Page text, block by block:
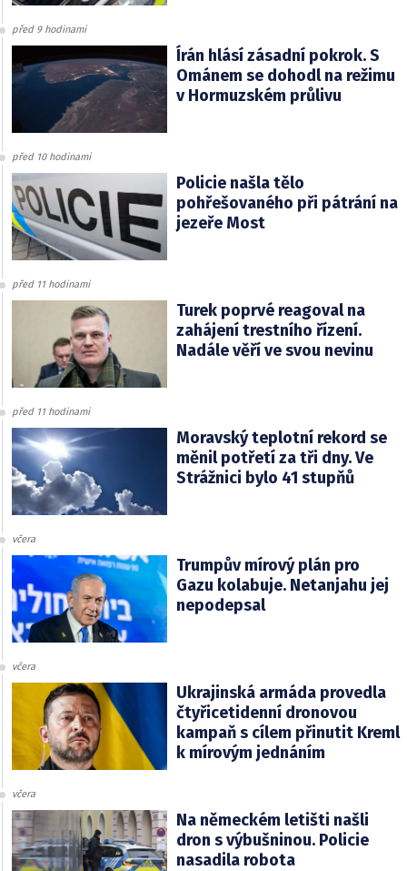
před 9 hodinami
Írán hlásí zásadní pokrok. S
Ománem se dohodl na režimu
v Hormuzském průlivu
před 10 hodinami
Policie našla tělo
pohřešovaného při pátrání na
jezeře Most
před 11 hodinami
Turek poprvé reagoval na
zahájení trestního řízení.
Nadále věří ve svou nevinu
před 11 hodinami
Moravský teplotní rekord se
měnil potřetí za tři dny. Ve
Strážnici bylo 41 stupňů
včera
Trumpův mírový plán pro
Gazu kolabuje. Netanjahu jej
nepodepsal
včera
Ukrajinská armáda provedla
čtyřicetidenní dronovou
kampaň s cílem přinutit Kreml
k mírovým jednáním
včera
Na německém letišti našli
dron s výbušninou. Policie
nasadila robota